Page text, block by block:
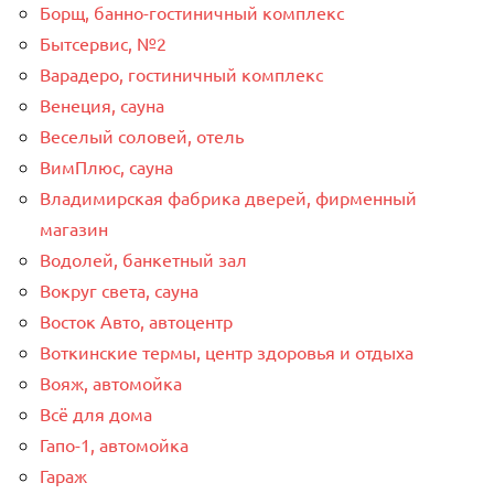
Борщ, банно-гостиничный комплекс
Бытсервис, №2
Варадеро, гостиничный комплекс
Венеция, сауна
Веселый соловей, отель
ВимПлюс, сауна
Владимирская фабрика дверей, фирменный
магазин
Водолей, банкетный зал
Вокруг света, сауна
Восток Авто, автоцентр
Воткинские термы, центр здоровья и отдыха
Вояж, автомойка
Всё для дома
Гапо-1, автомойка
Гараж